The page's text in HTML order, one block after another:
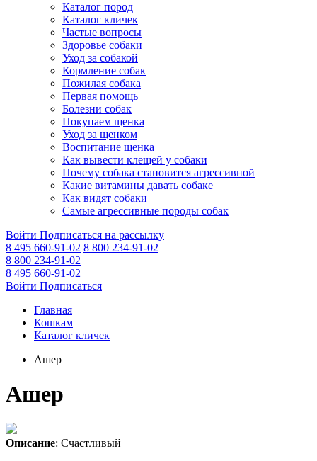
Каталог пород
Каталог кличек
Частые вопросы
Здоровье собаки
Уход за собакой
Кормление собак
Пожилая собака
Первая помощь
Болезни собак
Покупаем щенка
Уход за щенком
Воспитание щенка
Как вывести клещей у собаки
Почему собака становится агрессивной
Какие витамины давать собаке
Как видят собаки
Самые агрессивные породы собак
Войти Подписаться на рассылку
8 495 660-91-02 8 800 234-91-02
8 800 234-91-02
8 495 660-91-02
Войти Подписаться
Главная
Кошкам
Каталог кличек
Ашер
Ашер
Описание: Счастливый